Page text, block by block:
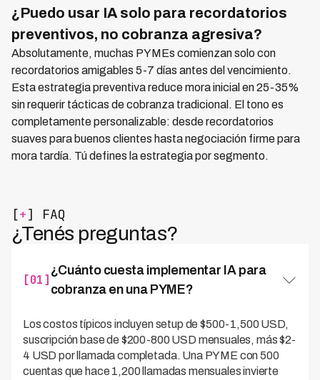
¿Puedo usar IA solo para recordatorios
preventivos, no cobranza agresiva?
Absolutamente, muchas PYMEs comienzan solo con
recordatorios amigables 5-7 días antes del vencimiento.
Esta estrategia preventiva reduce mora inicial en 25-35%
sin requerir tácticas de cobranza tradicional. El tono es
completamente personalizable: desde recordatorios
suaves para buenos clientes hasta negociación firme para
mora tardía. Tú defines la estrategia por segmento.
[+] FAQ
¿Tenés preguntas?
[01]
¿Cuánto cuesta implementar IA para
cobranza en una PYME?
Los costos típicos incluyen setup de $500-1,500 USD,
suscripción base de $200-800 USD mensuales, más $2-
4 USD por llamada completada. Una PYME con 500
cuentas que hace 1,200 llamadas mensuales invierte